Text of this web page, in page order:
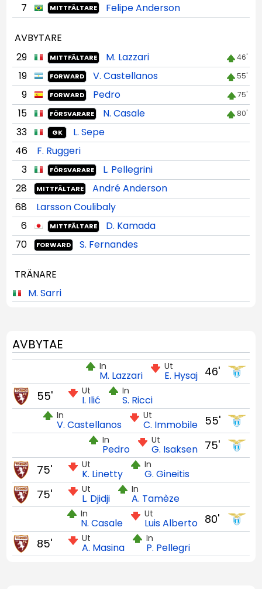
7 MITTFÄLTARE Felipe Anderson
AVBYTARE
29
MITTFÄLTARE M. Lazzari 46'
19 FORWARD V. Castellanos 55'
9 FORWARD Pedro 75'
15 FÖRSVARARE N. Casale 80'
33 GK
L. Sepe
46
F. Ruggeri
3
FÖRSVARARE
L. Pellegrini
28
MITTFÄLTARE
André Anderson
68
Larsson Coulibaly
6
MITTFÄLTARE
D. Kamada
70
FORWARD S. Fernandes
TRÄNARE
M. Sarri
AVBYTAE
46'
Ut
E. Hysaj
In
M. Lazzari
Ut
I. Ilić
In
S. Ricci
55'
55'
Ut
C. Immobile
In
V. Castellanos
75'
Ut
G. Isaksen
In
Pedro
Ut
K. Linetty
In
G. Gineitis
75'
Ut
L. Djidji
In
A. Tamèze
75'
80'
Ut
Luis Alberto
In
N. Casale
Ut
A. Masina
In
P. Pellegri
85'